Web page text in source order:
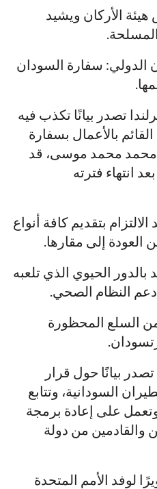
الأركان ويشيد
الدولي: سفارة السودان
تصدر بيانًا تكذب فيه
بالأعمال بسفارة
محمد محمد موسى، قد
انتهاء فترته
بتقديم كافة أنواع
العودة إلى مقارها.
الحيوي الذي تلعبه
النظام الصحي.
تُبيد (77) طنًا من السلع المحظورة
بيانًا حول قرار
السودانية، وتتابع
وتعمل على إعادة برمجة
والقادمين من دولة
لوفد الأمم المتحدة